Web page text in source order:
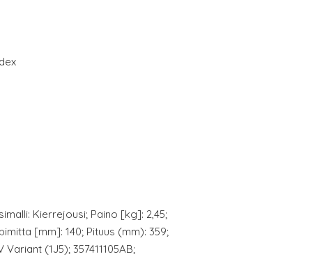
Kierrejousi; Paino [kg]: 2,45;
[mm]: 140; Pituus (mm): 359;
(1J5); 357411105AB;